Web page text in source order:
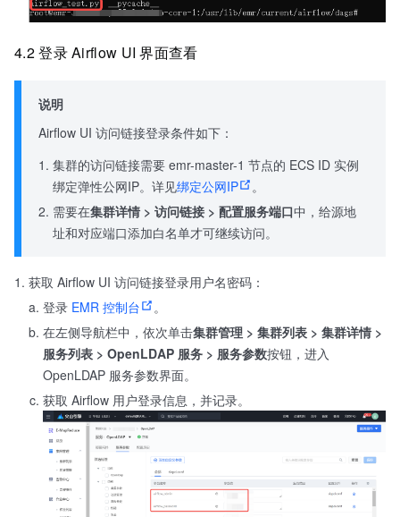
4.2 登录 Airflow UI 界面查看
说明
Airflow UI 访问链接登录条件如下：
集群的访问链接需要 emr-master-1 节点的 ECS ID 实例
绑定弹性公网IP。详见绑定公网IP
。
需要在集群详情 > 访问链接 > 配置服务端口中，给源地
址和对应端口添加白名单才可继续访问。
获取 Airflow UI 访问链接登录用户名密码：
登录 EMR 控制台
。
在左侧导航栏中，依次单击集群管理 > 集群列表 > 集群详情 >
服务列表 > OpenLDAP 服务 > 服务参数按钮，进入
OpenLDAP 服务参数界面。
获取 Airflow 用户登录信息，并记录。